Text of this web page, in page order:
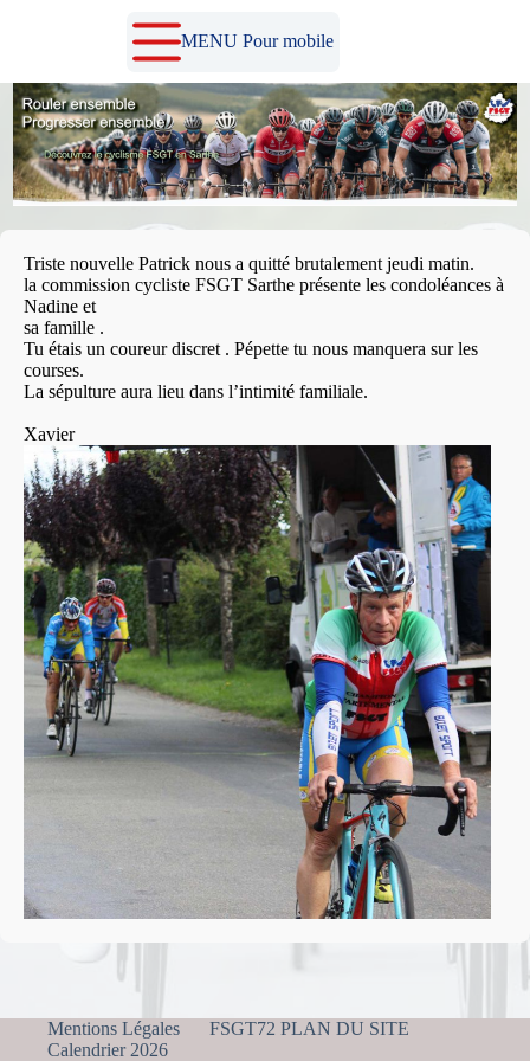
MENU Pour mobile
Triste nouvelle Patrick nous a quitté brutalement jeudi matin.
la commission cycliste FSGT Sarthe présente les condoléances à
Nadine et
sa famille .
Tu étais un coureur discret . Pépette tu nous manquera sur les
courses.
La sépulture aura lieu dans l’intimité familiale.
Xavier
Mentions Légales
FSGT72 PLAN DU SITE
Calendrier 2026